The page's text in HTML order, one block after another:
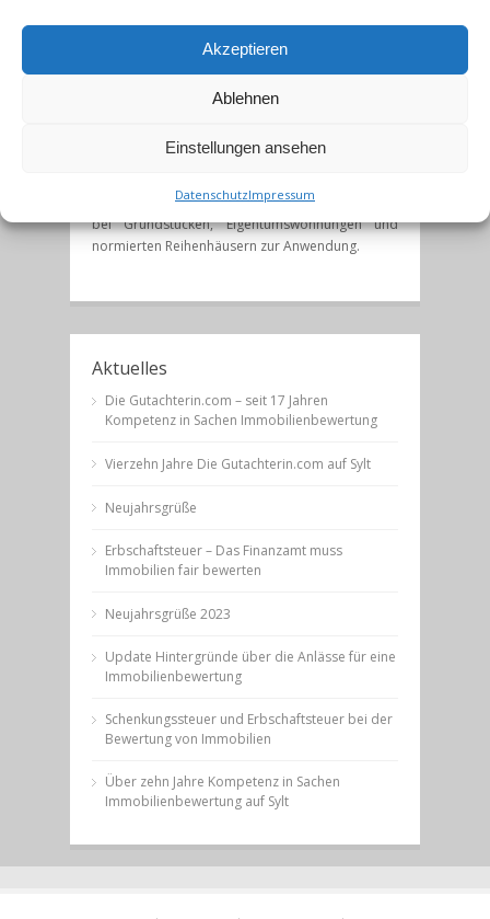
Akzeptieren
Ablehnen
Einstellungen ansehen
DatenschutzImpressum
von Zu- oder Abschlägen bzw. Korrekturfaktoren
ausgedrückt. Die daraus
entstehenden Abweichungen sollten nach
deutscher Rechtsprechung im Regelfall nicht
Das Vergleichswertverfahren kommt vor allem
bei Grundstücken, Eigentumswohnungen und
normierten Reihenhäusern zur Anwendung.
Aktuelles
Die Gutachterin.com – seit 17 Jahren
Kompetenz in Sachen Immobilienbewertung
Vierzehn Jahre Die Gutachterin.com auf Sylt
Neujahrsgrüße
Erbschaftsteuer – Das Finanzamt muss
Immobilien fair bewerten
Neujahrsgrüße 2023
Update Hintergründe über die Anlässe für eine
Immobilienbewertung
Schenkungssteuer und Erbschaftsteuer bei der
Bewertung von Immobilien
Über zehn Jahre Kompetenz in Sachen
Immobilienbewertung auf Sylt